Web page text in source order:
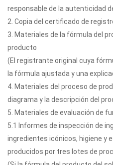
responsable de la autenticidad
2. Copia del certificado de
3. Materiales de la fórmula del
producto
(El registrante original cuya
la fórmula ajustada y una
4. Materiales del proceso de
diagrama y la descripción del
5. Materiales de evaluación de
5.1 Informes de inspección de
ingredientes icónicos, higiene y
producidos por tres lotes de